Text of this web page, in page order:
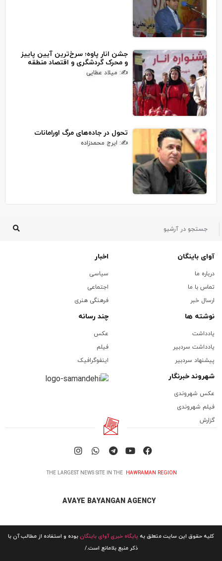
جشن انار پاوه؛ سرخ‌ترین آیین پاییز
و محرک گردشگری و اقتصاد منطقه
✍: میلاد عطایی
تحول در جاده‌های مرگ اورامانات
✍: ایرج محمدزاده
آوای باینگان
درباره ما
تماس با ما
ارسال خبر
اخبار
سیاسی
اجتماعی
فرهنگی هنری
نوشته ها
یادداشت
یادداشت سردبیر
پیشنهاد سردبیر
چند رسانه
عکس
فیلم
اینفوگرافیک
شهروند خبرنگار
عکس شهروندی
فیلم شهروندی
گزارش
THE LARGEST NEWS SITE IN THE HAWRAMAN REGION
AVAYE BAYANGAN AGENCY
کلیه حقوق این سایت متعلق به پایگاه خبری آوای باینگانبوده و استفاده از مطالب آن با
ذکر منبع بلامانع است./